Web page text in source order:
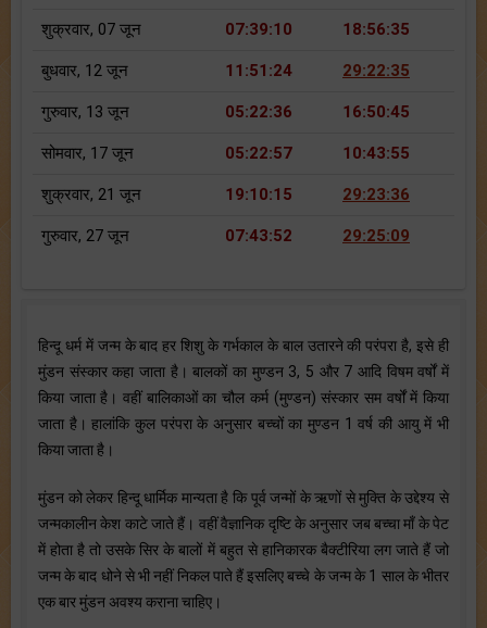
शुक्रवार, 07 जून 07:39:10 18:56:35
बुधवार, 12 जून 11:51:24 29:22:35
गुरुवार, 13 जून 05:22:36 16:50:45
सोमवार, 17 जून 05:22:57 10:43:55
शुक्रवार, 21 जून 19:10:15 29:23:36
गुरुवार, 27 जून 07:43:52 29:25:09
हिन्दू धर्म में जन्म के बाद हर शिशु के गर्भकाल के बाल उतारने की परंपरा है, इसे ही
मुंडन संस्कार कहा जाता है। बालकों का मुण्डन 3, 5 और 7 आदि विषम वर्षों में
किया जाता है। वहीं बालिकाओं का चौल कर्म (मुण्डन) संस्कार सम वर्षों में किया
जाता है। हालांकि कुल परंपरा के अनुसार बच्चों का मुण्डन 1 वर्ष की आयु में भी
किया जाता है।
मुंडन को लेकर हिन्दू धार्मिक मान्यता है कि पूर्व जन्मों के ऋणों से मुक्ति के उद्देश्य से
जन्मकालीन केश काटे जाते हैं। वहीं वैज्ञानिक दृष्टि के अनुसार जब बच्चा माँ के पेट
में होता है तो उसके सिर के बालों में बहुत से हानिकारक बैक्टीरिया लग जाते हैं जो
जन्म के बाद धोने से भी नहीं निकल पाते हैं इसलिए बच्चे के जन्म के 1 साल के भीतर
एक बार मुंडन अवश्य कराना चाहिए।